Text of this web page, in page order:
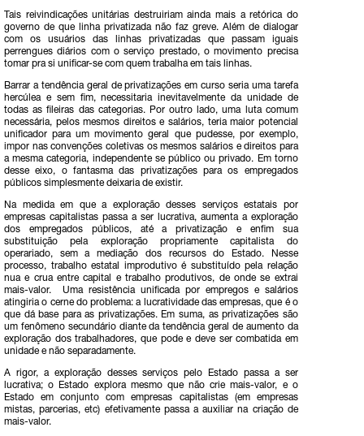
Tais reivindicações unitárias destruiriam ainda mais a retórica do
governo de que linha privatizada não faz greve. Além de dialogar
com os usuários das linhas privatizadas que passam iguais
perrengues diários com o serviço prestado, o movimento precisa
tomar pra si unificar-se com quem trabalha em tais linhas.
Barrar a tendência geral de privatizações em curso seria uma tarefa
hercúlea e sem fim, necessitaria inevitavelmente da unidade de
todas as fileiras das categorias. Por outro lado, uma luta comum
necessária, pelos mesmos direitos e salários, teria maior potencial
unificador para um movimento geral que pudesse, por exemplo,
impor nas convenções coletivas os mesmos salários e direitos para
a mesma categoria, independente se público ou privado. Em torno
desse eixo, o fantasma das privatizações para os empregados
públicos simplesmente deixaria de existir.
Na medida em que a exploração desses serviços estatais por
empresas capitalistas passa a ser lucrativa, aumenta a exploração
dos empregados públicos, até a privatização e enfim sua
substituição pela exploração propriamente capitalista do
operariado, sem a mediação dos recursos do Estado. Nesse
processo, trabalho estatal improdutivo é substituído pela relação
nua e crua entre capital e trabalho produtivos, de onde se extrai
mais-valor. Uma resistência unificada por empregos e salários
atingiria o cerne do problema: a lucratividade das empresas, que é o
que dá base para as privatizações. Em suma, as privatizações são
um fenômeno secundário diante da tendência geral de aumento da
exploração dos trabalhadores, que pode e deve ser combatida em
unidade e não separadamente.
A rigor, a exploração desses serviços pelo Estado passa a ser
lucrativa; o Estado explora mesmo que não crie mais-valor, e o
Estado em conjunto com empresas capitalistas (em empresas
mistas, parcerias, etc) efetivamente passa a auxiliar na criação de
mais-valor.